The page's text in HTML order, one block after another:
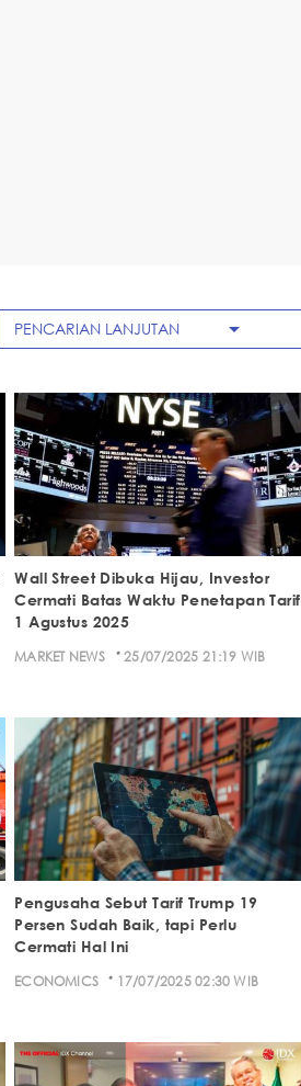
PENCARIAN LANJUTAN arrow_drop_down
Wall Street Dibuka Hijau, Investor
Cermati Batas Waktu Penetapan Tarif
1 Agustus 2025
MARKET NEWS · 25/07/2025 21:19 WIB
Pengusaha Sebut Tarif Trump 19
Persen Sudah Baik, tapi Perlu
Cermati Hal Ini
ECONOMICS · 17/07/2025 02:30 WIB